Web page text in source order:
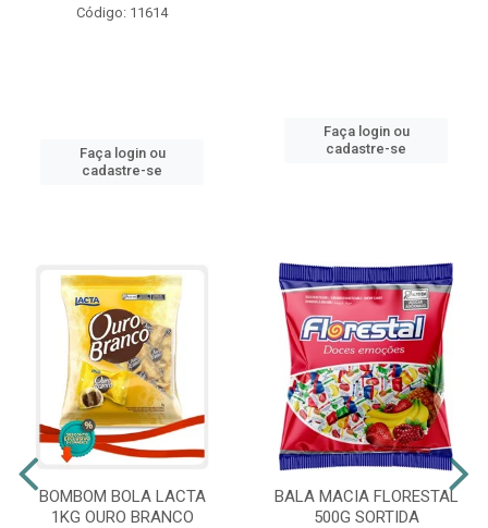
Código: 11614
Faça login ou
cadastre-se
Faça login ou
cadastre-se
BOMBOM BOLA LACTA
1KG OURO BRANCO
BALA MACIA FLORESTAL
500G SORTIDA